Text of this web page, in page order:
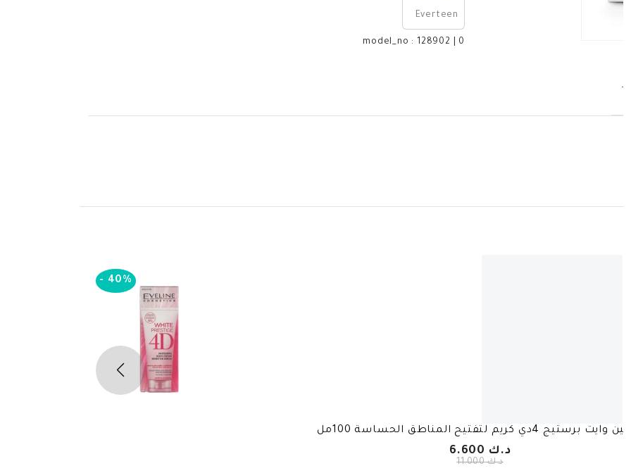
Everteen
model_no : 128902 0
40%
-
وايت برستيج 4دي كريم لتفتيح المناطق الحساسة 100مل
د.ك 6.600
د.ك 11.000